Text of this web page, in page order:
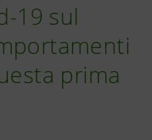
19 sul
prima